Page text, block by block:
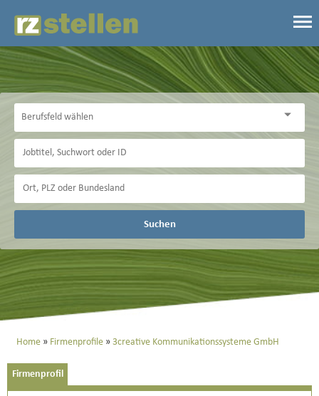
Suchen
Home Firmenprofile 3creative Kommunikationssysteme GmbH
Firmenprofil